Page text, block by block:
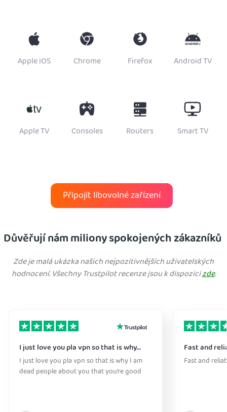
Apple iOS Chrome Firefox Android TV
Apple TV Consoles Routers Smart TV
Připojit libovolné zařízení
Důvěřují nám miliony spokojených zákazníků
Zde je malá ukázka našich nejpozitivnějších uživatelských
hodnocení. Všechny Trustpilot recenze jsou k dispozicizde.
I just love you pla vpn so that is why…
I just love you pla vpn so that is why I am
dead people about you that you’re good
Fast and
Fast and